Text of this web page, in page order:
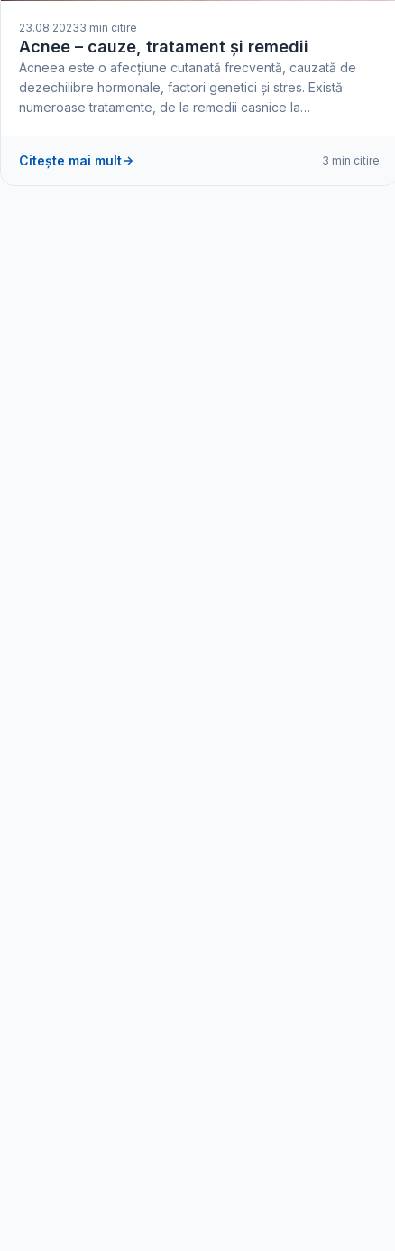
23.08.20233 min citire
Acnee – cauze, tratament și remedii
Acneea este o afecțiune cutanată frecventă, cauzată de
dezechilibre hormonale, factori genetici și stres. Există
numeroase tratamente, de la remedii casnice la…
Citește mai mult 3 min citire